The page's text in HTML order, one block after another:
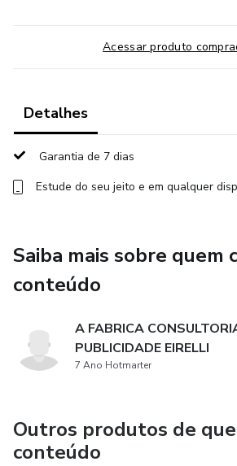
Empreendedores em busca de novas
negócio;
Empresários que desejam expandir seus
empreendimentos, identificando no
consórcios uma possibilidade de
Acessar produto
Detalhes
Garantia de 7 dias
Estude do seu jeito e em qualquer
Saiba mais sobre quem
conteúdo
A FABRICA
PUBLICIDADE EIRELLI
7 Ano Hotmarter
Outros produtos de
conteúdo